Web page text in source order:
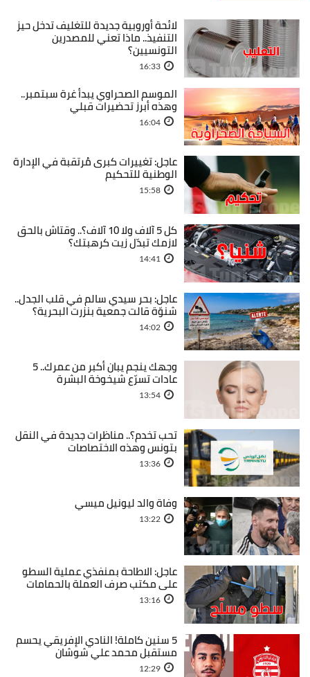
لائحة أوروبية جديدة للتغليف تدخل حيز
التنفيذ.. ماذا تعني للمصدرين
التونسيين؟
16:33
الموسم الصحراوي يبدأ غرة سبتمبر..
وهذه أبرز تحضيرات قبلي
16:04
عاجل: تغييرات كبرى مُرتقبة في الإدارة
الوطنية للتحكيم
15:58
كل 5 آلاف ولا 10 آلاف؟.. وقتاش بالحق
لازمك تبدّل زيت كرهبتك؟
14:41
عاجل: بحر سيدي سالم في قلب الجدل..
شنوّة قالت جمعية بنزرت البحرية؟
14:02
وجهك ينجم يبان أكبر من عمرك.. 5
عادات تسرّع شيخوخة البشرة
13:54
تحب تخدم؟.. مناظرات جديدة في النقل
بتونس وهذه الاختصاصات
13:36
وفاة والد ليونيل ميسي
13:22
عاجل: الاطاحة بمنفذي عملية السطو
على مكتب صرف العملة بالحمامات
13:16
5 سنين كاملة! النادي الإفريقي يحسم
مستقبل محمد علي شوشان
12:29